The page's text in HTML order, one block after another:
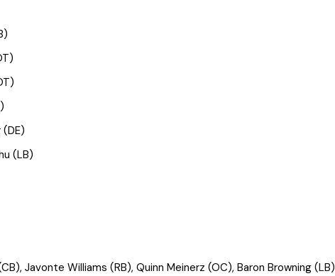
(DE)
(LB)
Javonte Williams (RB), Quinn Meinerz (OC), Baron Browning (LB)